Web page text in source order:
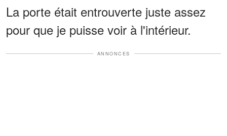
La porte était entrouverte juste assez
pour que je puisse voir à l'intérieur.
ANNONCES